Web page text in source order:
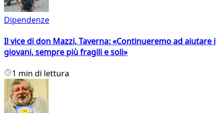
Dipendenze
Il vice di don Mazzi, Taverna: «Continueremo ad aiutare i
giovani, sempre più fragili e soli»
1 min di lettura